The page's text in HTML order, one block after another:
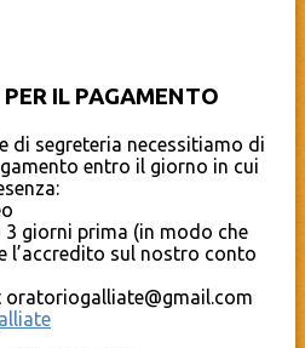
IL PAGAMENTO
di segreteria necessitiamo di
entro il giorno in cui
giorni prima (in modo che
l’accredito sul nostro conto
oratoriogalliate@gmail.com